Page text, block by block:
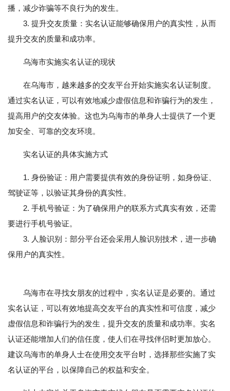
播，减少诈骗等不良行为的发生。
3. 提升交友质量：实名认证能够确保用户的真实性，从而
提升交友的质量和成功率。
乌海市实施实名认证的现状
在乌海市，越来越多的交友平台开始实施实名认证制度。
通过实名认证，可以有效地减少虚假信息和诈骗行为的发生，
提高用户的交友体验。这也为乌海市的单身人士提供了一个更
加安全、可靠的交友环境。
实名认证的具体实施方式
1. 身份验证：用户需要提供有效的身份证明，如身份证、
驾驶证等，以验证其身份的真实性。
2. 手机号验证：为了确保用户的联系方式真实有效，还需
要进行手机号验证。
3. 人脸识别：部分平台还会采用人脸识别技术，进一步确
保用户的真实性。
乌海市在寻找女朋友的过程中，实名认证是必要的。通过
实名认证，可以有效地提高交友平台的真实性和可信度，减少
虚假信息和诈骗行为的发生，提升交友的质量和成功率。实名
认证还能增加人们的信任度，使人们在寻找伴侣时更加放心。
建议乌海市的单身人士在使用交友平台时，选择那些实施了实
名认证的平台，以保障自己的权益和安全。